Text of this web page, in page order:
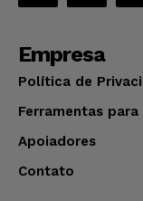
Empresa
Política de
Ferramentas para
Apoiadores
Contato